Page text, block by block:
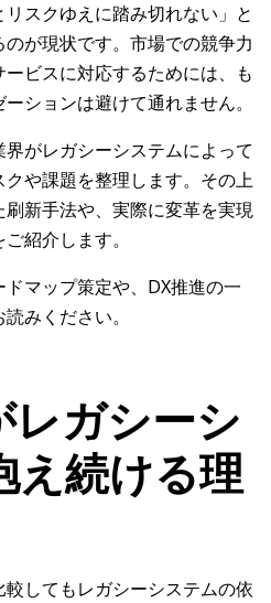
スクゆえに踏み切れない」と
が現状です。市場での競争力
ビスに対応するためには、も
ションは避けて通れません。
がレガシーシステムによって
や課題を整理します。その上
新手法や、実際に変革を実現
紹介します。
マップ策定や、DX推進の一
みください。
レガシーシ
え続ける理
してもレガシーシステムの依